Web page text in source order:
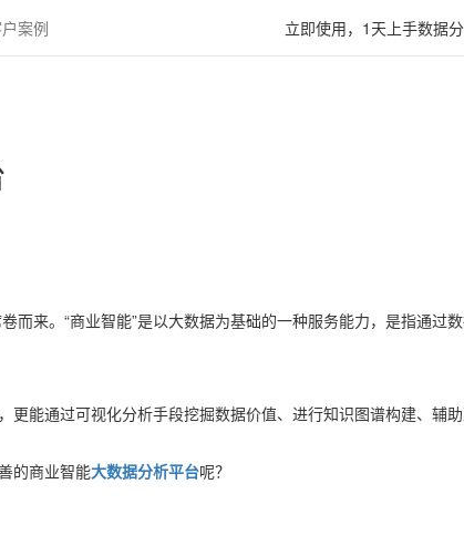
案例 立即使用，1天上手数据
来。“商业智能”是以大数据为基础的一种服务能力，是指通过
能通过可视化分析手段挖掘数据价值、进行知识图谱构建、辅助
的商业智能大数据分析平台呢？